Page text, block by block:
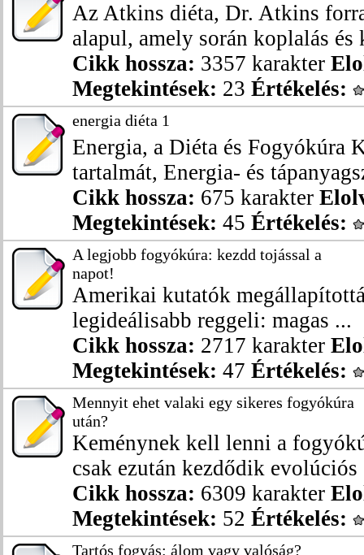
Az Atkins diéta, Dr. Atkins
alapul, amely során koplalás és
Cikk hossza: 3357 karakter
Megtekintések: 23 Értékelés:
energia diéta 1
Energia, a Diéta és Fogyókúra
tartalmát, Energia- és
Cikk hossza: 675 karakter
Megtekintések: 45 Értékelés:
A legjobb fogyókúra: kezdd tojással a
napot!
Amerikai kutatók
legideálisabb reggeli: magas ...
Cikk hossza: 2717 karakter
Megtekintések: 47 Értékelés:
Mennyit ehet valaki egy sikeres fogyókúra
után?
Keménynek kell lenni a
csak ezután kezdődik
Cikk hossza: 6309 karakter
Megtekintések: 52 Értékelés:
Tartós fogyás: álom vagy valóság?